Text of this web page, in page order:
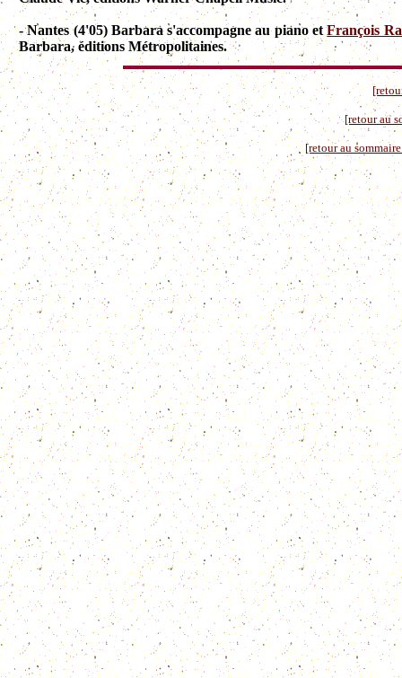
- Nantes (4'05) Barbaras'accompagneau piano etFrançois
Barbara, éditions Métropolitaines.
[retour au
[retour au